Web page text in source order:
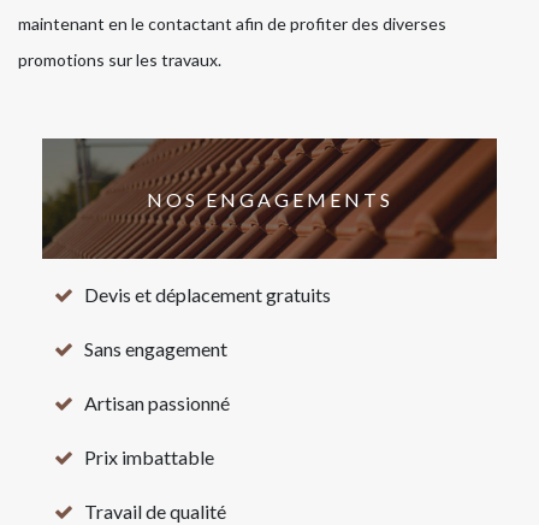
maintenant en le contactant afin de profiter des diverses
promotions sur les travaux.
NOS ENGAGEMENTS
Devis et déplacement gratuits
Sans engagement
Artisan passionné
Prix imbattable
Travail de qualité